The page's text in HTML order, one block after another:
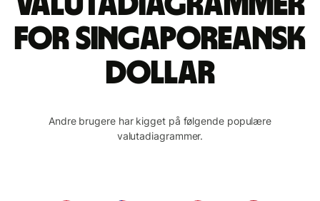
for singaporeansk
dollar
Andre brugere har kigget på følgende populære
valutadiagrammer.